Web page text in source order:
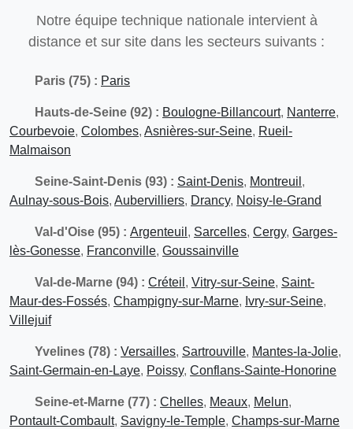
Notre équipe technique nationale intervient à
distance et sur site dans les secteurs suivants :
Paris (75) : Paris
Hauts-de-Seine (92) : Boulogne-Billancourt, Nanterre,
Courbevoie, Colombes, Asnières-sur-Seine, Rueil-
Malmaison
Seine-Saint-Denis (93) : Saint-Denis, Montreuil ,
Aulnay-sous-Bois, Aubervilliers, Drancy, Noisy-le-Grand
Val-d'Oise (95) : Argenteuil , Sarcelles, Cergy, Garges-
lès-Gonesse, Franconville, Goussainville
Val-de-Marne (94) : Créteil , Vitry-sur-Seine, Saint-
Maur-des-Fossés, Champigny-sur-Marne, Ivry-sur-Seine,
Villejuif
Yvelines (78) : Versailles, Sartrouville, Mantes-la-Jolie,
Saint-Germain-en-Laye, Poissy, Conflans-Sainte-Honorine
Seine-et-Marne (77) : Chelles, Meaux, Melun,
Pontault-Combault, Savigny-le-Temple, Champs-sur-Marne